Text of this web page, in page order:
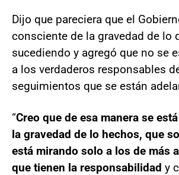
Dijo que pareciera que el
consciente de la gravedad de lo
sucediendo y agregó que no se
a los verdaderos responsables
seguimientos que se están
“Creo que de esa manera se
la gravedad de lo hechos, que
está mirando solo a los de más
que tienen la responsabilidad y